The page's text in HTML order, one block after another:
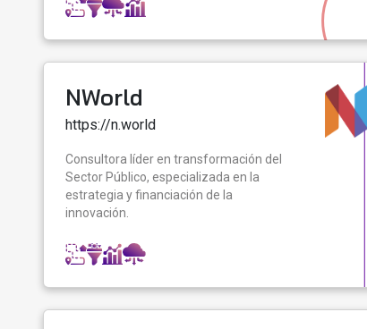
NWorld
https://n.world
Consultora líder en transformación del
Sector Público, especializada en la
estrategia y financiación de la
innovación.